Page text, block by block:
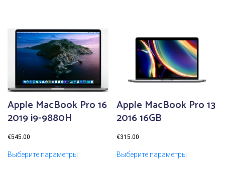
Apple MacBook Pro 16
2019 i9-9880H
€545.00
Выберите параметры
Apple MacBook Pro 13
2016 16GB
€315.00
Выберите параметры